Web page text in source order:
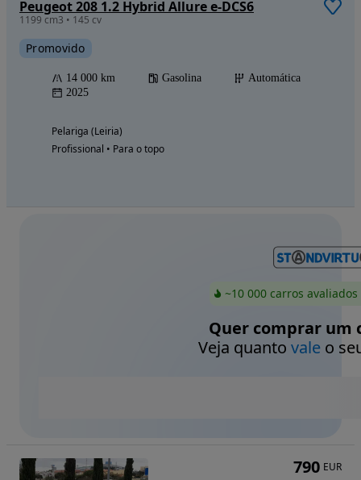
Peugeot 208 1.2 Hybrid Allure e-DCS6
1199 cm3 • 145 cv
Promovido
14 000 km Gasolina
Automática
2025
Pelariga (Leiria)
Profissional • Para o topo
~10 000 carros
Quer comprar um
Veja quanto valeo
790 EUR